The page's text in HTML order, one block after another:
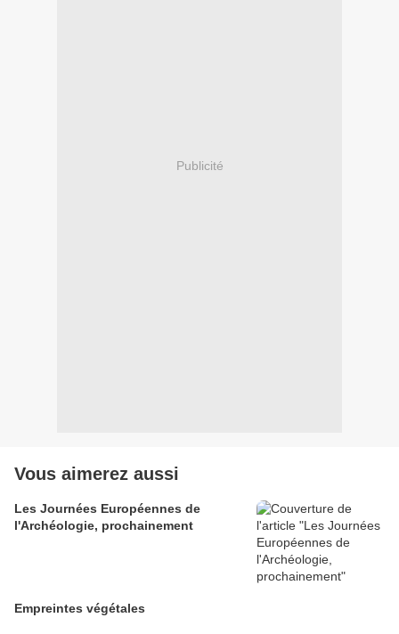
Publicité
Vous aimerez aussi
Les Journées Européennes de
l'Archéologie, prochainement
Empreintes végétales